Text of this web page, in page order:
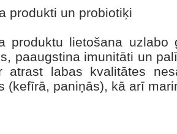
produkti un probiotiķi
produktu lietošana uzlabo
paaugstina imunitāti un
atrast labas kvalitātes
(kefīrā, paniņās), kā arī